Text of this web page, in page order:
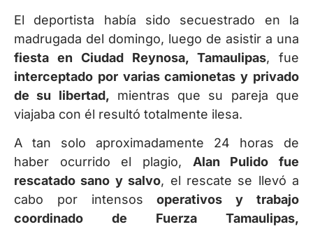
El deportista había sido secuestrado en la
madrugada del domingo, luego de asistir a una
fiesta en Ciudad Reynosa, Tamaulipas, fue
interceptado por varias camionetas y privado
de su libertad, mientras que su pareja que
viajaba con él resultó totalmente ilesa.
A tan solo aproximadamente 24 horas de
haber ocurrido el plagio, Alan Pulido fue
rescatado sano y salvo, el rescate se llevó a
cabo por intensosoperativos y trabajo
coordinado de Fuerza Tamaulipas,